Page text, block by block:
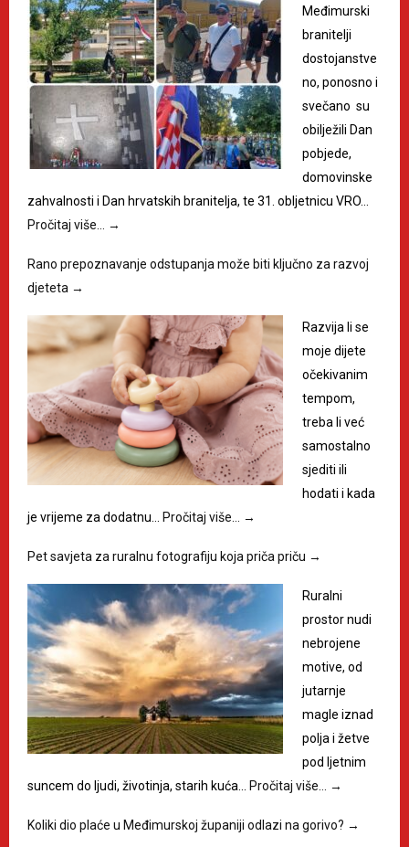
Međimurski
branitelji
dostojanstve
no, ponosno i
svečano su
obilježili Dan
pobjede,
domovinske
zahvalnosti i Dan hrvatskih branitelja, te 31. obljetnicu VRO…
Pročitaj više…
→
Rano prepoznavanje odstupanja može biti ključno za razvoj
djeteta →
Razvija li se
moje dijete
očekivanim
tempom,
treba li već
samostalno
sjediti ili
hodati i kada
je vrijeme za dodatnu…
Pročitaj više… →
Pet savjeta za ruralnu fotografiju koja priča priču →
Ruralni
prostor nudi
nebrojene
motive, od
jutarnje
magle iznad
polja i žetve
pod ljetnim
suncem do ljudi, životinja, starih kuća…
Pročitaj više… →
Koliki dio plaće u Međimurskoj županiji odlazi na gorivo? →